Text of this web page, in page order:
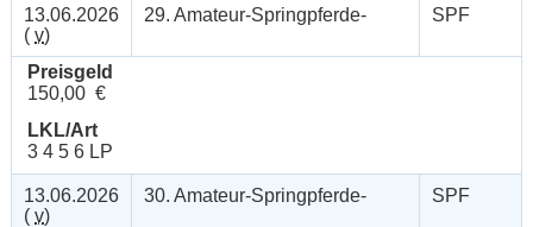
13.06.2026
( v)
29. Amateur-Springpferde- SPF
Preisgeld
150,00 €
LKL/Art
3 4 5 6 LP
13.06.2026
( v)
30. Amateur-Springpferde- SPF